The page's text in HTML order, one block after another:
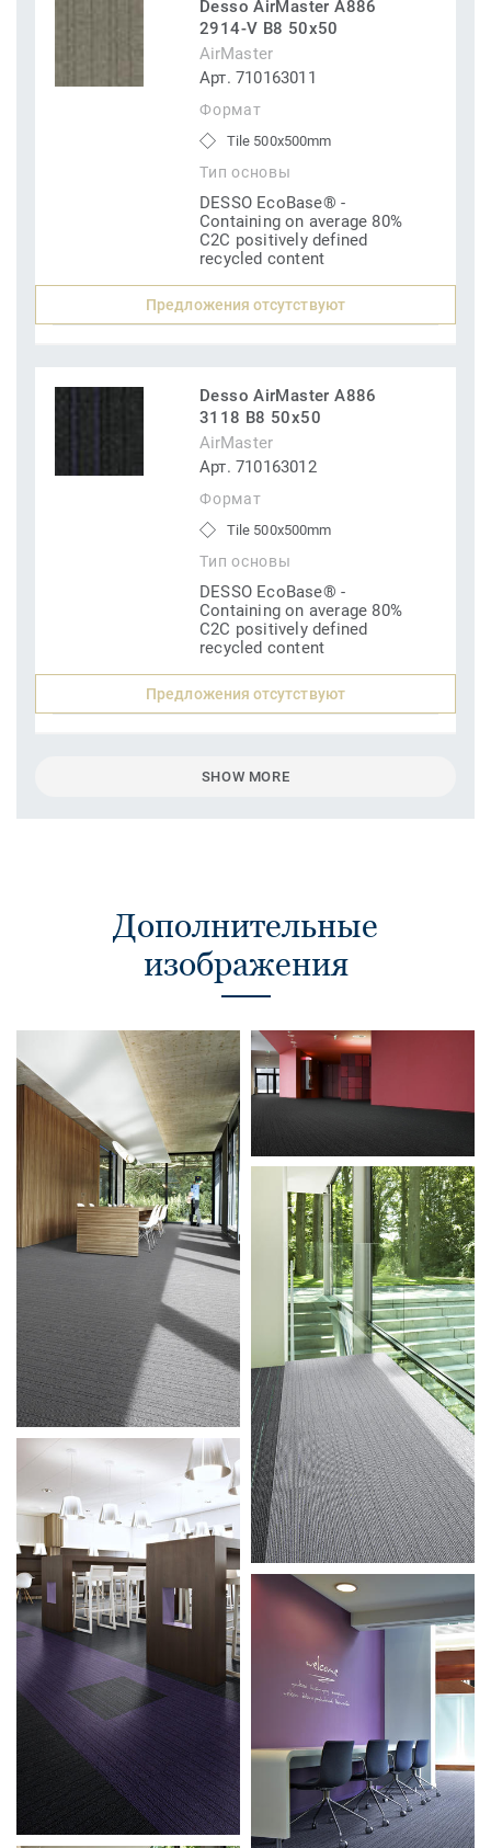
Desso AirMaster A886
2914-V B8 50x50
AirMaster
Арт. 710163011
Формат
Tile 500x500mm
Тип основы
DESSO EcoBase® -
Containing on average 80%
C2C positively defined
recycled content
Предложения отсутствуют
Desso AirMaster A886
3118 B8 50x50
AirMaster
Арт. 710163012
Формат
Tile 500x500mm
Тип основы
DESSO EcoBase® -
Containing on average 80%
C2C positively defined
recycled content
Предложения отсутствуют
SHOW MORE
Дополнительные
изображения